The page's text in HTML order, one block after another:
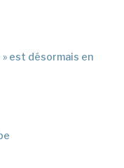
» est désormais en